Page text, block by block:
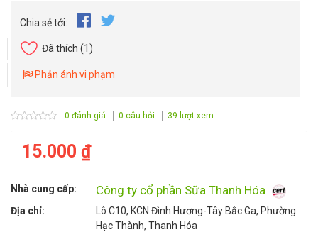
Chia sẻ tới:
Đã thích (1)
Phản ánh vi phạm
0 đánh giá 0 câu hỏi 39 lượt xem
15.000 ₫
Nhà cung cấp: Công ty cổ phần Sữa Thanh Hóa
Địa chỉ:
Lô C10, KCN Đình Hương-Tây Bắc Ga, Phường
Hạc Thành, Thanh Hóa